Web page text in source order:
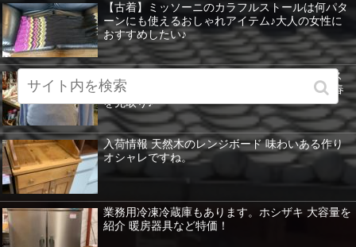
【古着】ミッソーニのカラフルストールは何パタ
ーンにも使えるおしゃれアイテム♪大人の女性に
おすすめしたい♪
【古着】まだ寒い日が続くけど気分は春♪アース
ミュージック&エコロジーのきれい色ニットで春
を先取り♪
入荷情報 天然木のレンジボード 味わいある作り
オシャレですね。
業務用冷凍冷蔵庫もあります。ホシザキ 大容量を
紹介 暖房器具など特価！